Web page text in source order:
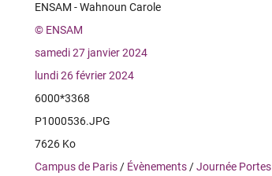
ENSAM - Wahnoun Carole
© ENSAM
samedi 27 janvier 2024
lundi 26 février 2024
6000*3368
P1000536.JPG
7626 Ko
Campus de Paris / Évènements /Journée Portes